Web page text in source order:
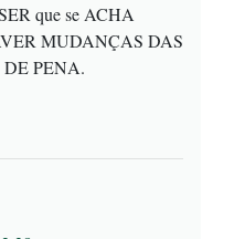
que se ACHA
MUDANÇAS DAS
DE PENA.